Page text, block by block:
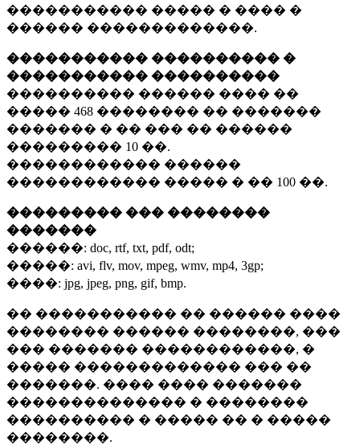
����������� ����� � ���� �
������ �������������.
����������� ���������� �
����������� ����������
���������� ������ ���� ��
����� 468 �������� �� �������
������� � �� ��� �� ������
��������� 10 ��.
������������ ������
������������ ����� � �� 100 ��.
��������� ��� ��������
�������
������: doc, rtf, txt, pdf, odt;
�����: avi, flv, mov, mpeg, wmv, mp4, 3gp;
����: jpg, jpeg, png, gif, bmp.
�� ����������� �� ������ ����
�������� ������ ��������, ���
��� ������� ������������, �
����� ������������� ��� ��
�������. ���� ���� �������
�������������� � ��������
���������� � ����� �� � �����
��������.